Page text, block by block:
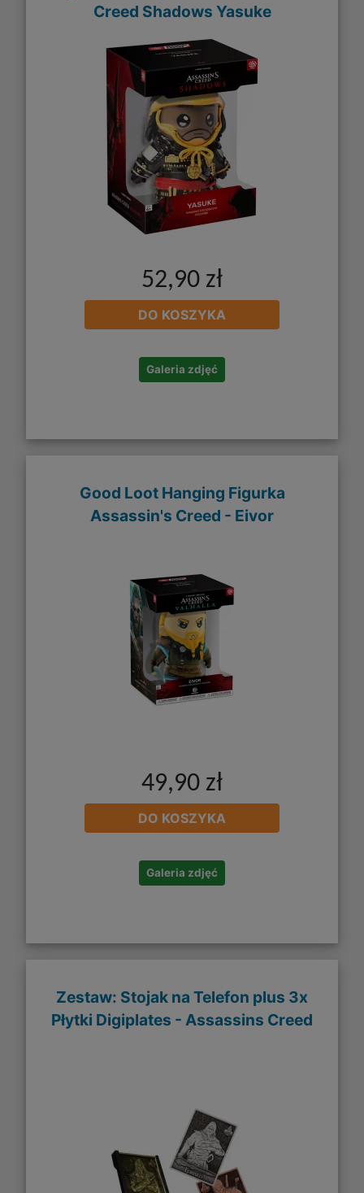
Creed Shadows Yasuke
52,90 zł
DO KOSZYKA
Galeria zdjęć
Good Loot Hanging Figurka
Assassin's Creed - Eivor
49,90 zł
DO KOSZYKA
Galeria zdjęć
Zestaw: Stojak na Telefon plus 3x
Płytki Digiplates - Assassins Creed